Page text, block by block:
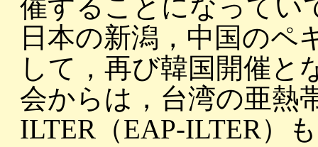
催することになってい
日本の新潟，中国のペ
して，再び韓国開催と
会からは，台湾の亜熱
ILTER（EAP-ILTER）